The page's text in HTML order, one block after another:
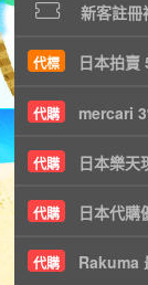
新客註冊
代標 日本拍賣
代購 mercari
代購 日本樂天
代購 日本代購
代購 Rakuma 最
信用卡付款
優惠活動
免服務費 所有訂單
空運優惠 運費
VIP會員